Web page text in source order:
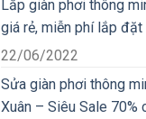
Lắp giàn phơi thông
giá rẻ, miễn phí lắp đặt
22/06/2022
Sửa giàn phơi thông
Xuân – Siêu Sale 70%